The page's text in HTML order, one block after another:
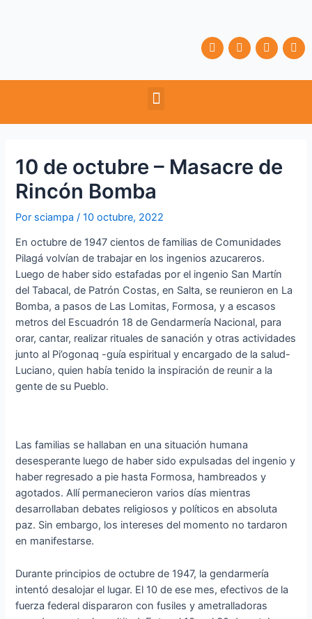
F
a
T
w
Y
o
I
n
Menu
10 de octubre – Masacre de
Rincón Bomba
Por sciampa/10 octubre, 2022
En octubre de 1947 cientos de familias de Comunidades
Pilagá volvían de trabajar en los ingenios azucareros.
Luego de haber sido estafadas por el ingenio San Martín
del Tabacal, de Patrón Costas, en Salta, se reunieron en La
Bomba, a pasos de Las Lomitas, Formosa, y a escasos
metros del Escuadrón 18 de Gendarmería Nacional, para
orar, cantar, realizar rituales de sanación y otras actividades
junto al Pi’ogonaq -guía espiritual y encargado de la salud-
Luciano, quien había tenido la inspiración de reunir a la
gente de su Pueblo.
Las familias se hallaban en una situación humana
desesperante luego de haber sido expulsadas del ingenio y
haber regresado a pie hasta Formosa, hambreados y
agotados. Allí permanecieron varios días mientras
desarrollaban debates religiosos y políticos en absoluta
paz. Sin embargo, los intereses del momento no tardaron
en manifestarse.
Durante principios de octubre de 1947, la gendarmería
intentó desalojar el lugar. El 10 de ese mes, efectivos de la
fuerza federal dispararon con fusiles y ametralladoras